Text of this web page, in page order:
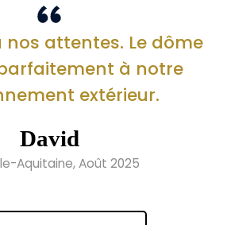
attentes. Le dôme
à notre
extérieur.
David
Aquitaine, Août 2025